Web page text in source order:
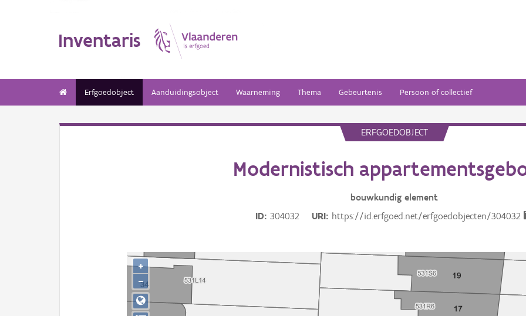
Inventaris
Erfgoedobject Aanduidingsobject Waarneming Thema Gebeurtenis Persoon of collectief
ERFGOEDOBJECT
Modernistisch
bouwkundig element
ID
304032 URI https://id.erfgoed.net/erfgoedobjecten/304032
+
−